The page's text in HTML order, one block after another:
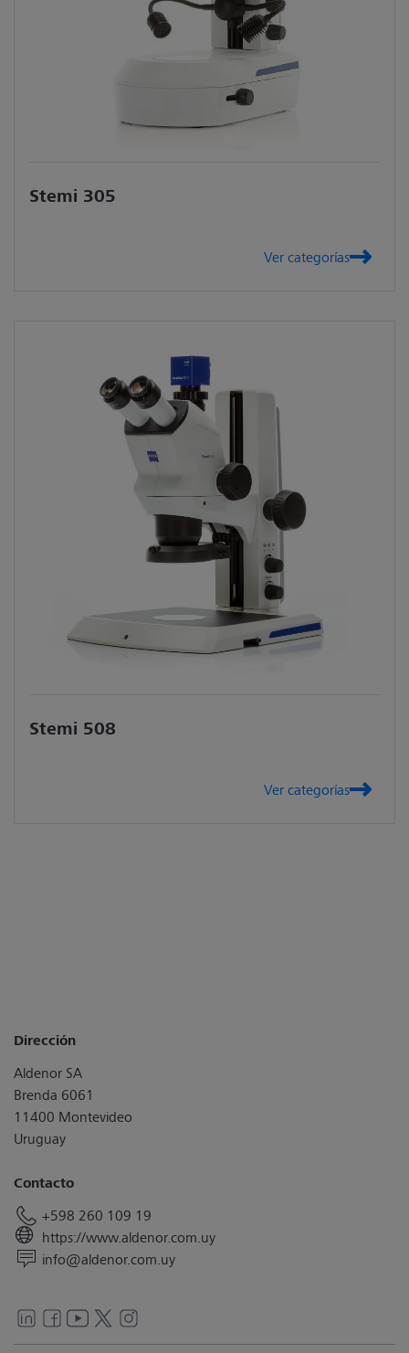
Stemi 305
Ver categorías
Stemi 508
Ver categorías
Dirección
Aldenor SA
Brenda 6061
11400 Montevideo
Uruguay
Contacto
+598 260 109 19
https://www.aldenor.com.uy
info@aldenor.com.uy